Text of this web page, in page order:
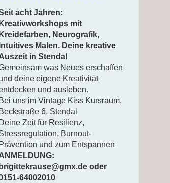
acht Jahren:
Kreativworkshops mit
Kreidefarben, Neurografik,
Intuitives Malen. Deine kreative
in Stendal
was Neues erschaffen
deine eigene Kreativität
und ausleben.
Bei uns im Vintage Kiss Kursraum,
Beckstraße 6, Stendal
Deine Zeit für Resilienz,
Burnout-
Prävention und zum Entspannen
brigittekrause@gmx.de oder
64002010